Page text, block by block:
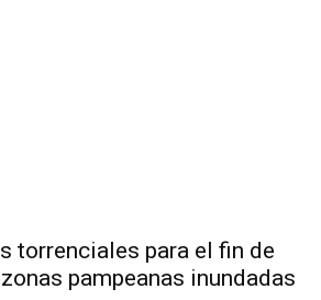
torrenciales para el fin de
pampeanas inundadas